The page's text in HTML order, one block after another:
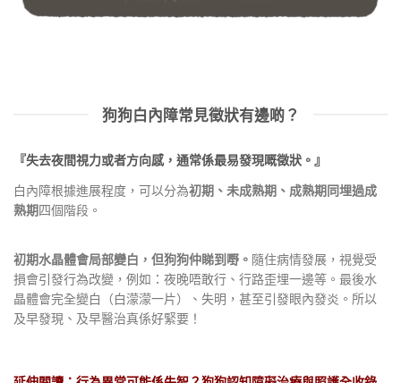
狗狗白內障常見徵狀有邊啲？
『失去夜間視力或者方向感，通常係最易發現嘅徵狀。』
白內障根據進展程度，可以分為初期、未成熟期、成熟期同埋過成
熟期四個階段。
初期水晶體會局部變白，但狗狗仲睇到嘢。 隨住病情發展，視覺受
損會引發行為改變，例如：夜晚唔敢行、行路歪埋一邊等。最後水
晶體會完全變白（白濛濛一片）、失明，甚至引發眼內發炎。所以
及早發現、及早醫治真係好緊要！